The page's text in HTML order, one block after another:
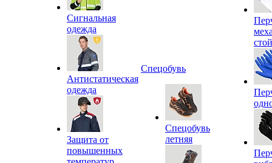
Сигнальная
одежда
Антистатическая
одежда
Защита от
повышенных
Спецобувь
Спецобувь
летняя